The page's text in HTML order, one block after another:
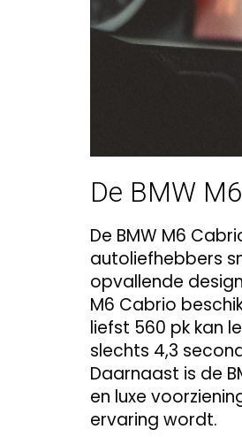
De BMW
De BMW M6
autoliefhebbers
opvallende
M6 Cabrio
liefst 560 pk kan
slechts 4,3
Daarnaast is de
en luxe
ervaring wordt.